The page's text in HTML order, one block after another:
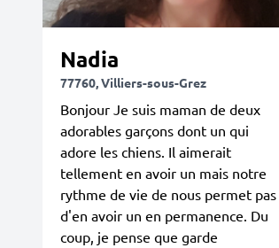
Nadia
77760, Villiers-sous-Grez
Bonjour Je suis maman de deux
adorables garçons dont un qui
adore les chiens. Il aimerait
tellement en avoir un mais notre
rythme de vie de nous permet pas
d'en avoir un en permanence. Du
coup, je pense que garde